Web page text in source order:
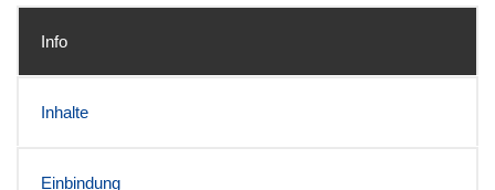
Info
Inhalte
Einbindung